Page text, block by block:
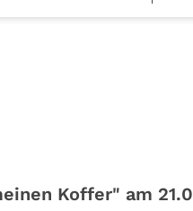
Koffer" am